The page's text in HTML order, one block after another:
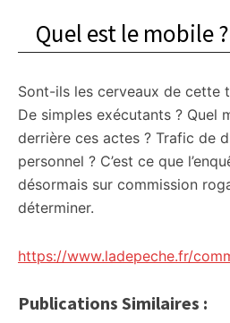
Quel est le mobile ?
Sont-ils les cerveaux de cette
De simples exécutants ? Quel
derrière ces actes ? Trafic de
personnel ? C’est ce que
désormais sur commission
déterminer.
https://www.ladepeche.fr/
Publications Similaires :